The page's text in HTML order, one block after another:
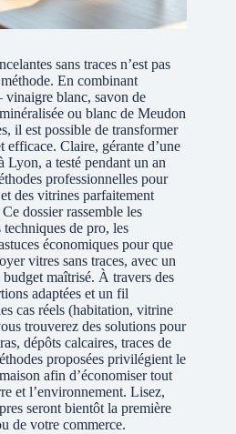
sans traces n’est pas
En combinant
vinaigre blanc, savon de
ou blanc de Meudon
il est possible de transformer
efficace. Claire, gérante d’une
Lyon, a testé pendant un an
professionnelles pour
des vitrines parfaitement
dossier rassemble les
techniques de pro, les
économiques pour que
vitres sans traces, avec un
maîtrisé. À travers des
adaptées et un fil
cas réels (habitation, vitrine
trouverez des solutions pour
dépôts calcaires, traces de
proposées privilégient le
afin d’économiser tout
et l’environnement. Lisez,
seront bientôt la première
de votre commerce.